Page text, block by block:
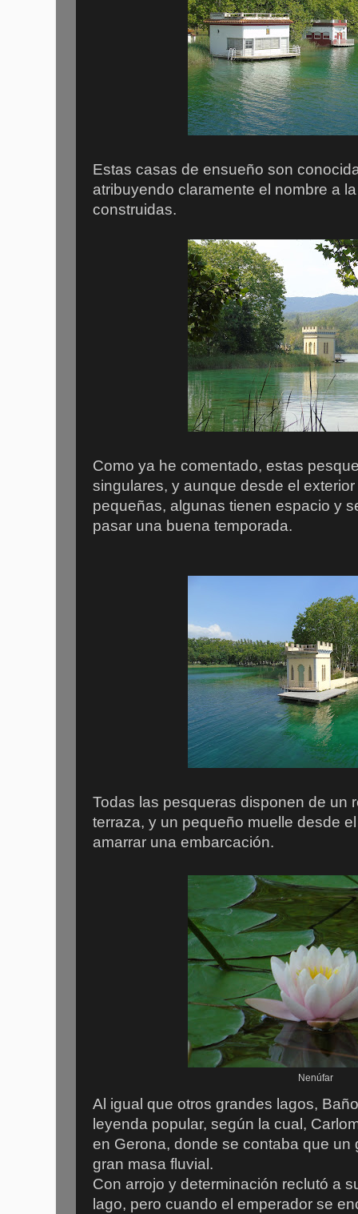
Estas casas de ensueño son
atribuyendo claramente el nombre a
construidas.
Como ya he comentado, estas
singulares, y aunque desde el
pequeñas, algunas tienen espacio y
pasar una buena temporada.
Todas las pesqueras disponen de un
terraza, y un pequeño muelle desde
amarrar una embarcación.
Nenúfar
Al igual que otros grandes lagos,
leyenda popular, según la cual,
en Gerona, donde se contaba que un
gran masa fluvial.
Con arrojo y determinación reclutó a
lago, pero cuando el emperador se